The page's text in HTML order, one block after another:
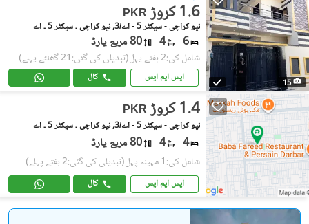
15
PKR 1.6 کروڑ
نیو کراچی - سیکٹر 5 - اے/3, نیو کراچی ۔ سیکٹر 5 ۔ اے
6
4 80 مربع یارڈ
شامل کی:2 ہفتے پہل (تبدیلی کی گئی:21 گھنٹے پہلے)
ایس ایم ایس کال
PKR 1.4 کروڑ
نیو کراچی - سیکٹر 5 - اے/3, نیو کراچی ۔ سیکٹر 5 ۔ اے
4
4 80 مربع یارڈ
شامل کی:1 مہینہ پہل (تبدیلی کی گئی:2 ہفتے پہلے)
ایس ایم ایس کال